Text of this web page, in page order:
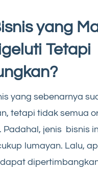
yang
Tetapi
yang sebenarnya
tetapi tidak semua
Padahal, jenis bisnis
lumayan. Lalu,